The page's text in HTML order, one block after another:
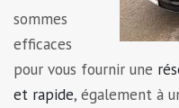
sommes
efficaces
pour vous fournir une
et rapide, également à